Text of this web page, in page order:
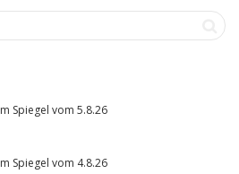
Spiegel vom 5.8.26
Spiegel vom 4.8.26